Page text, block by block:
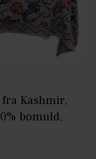
Kashmir,
bomuld,